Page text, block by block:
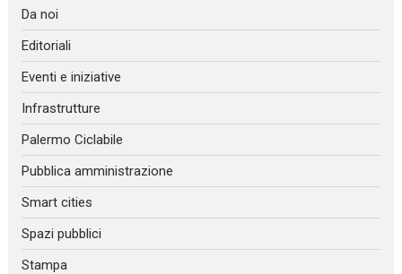
Da noi
Editoriali
Eventi e iniziative
Infrastrutture
Palermo Ciclabile
Pubblica amministrazione
Smart cities
Spazi pubblici
Stampa